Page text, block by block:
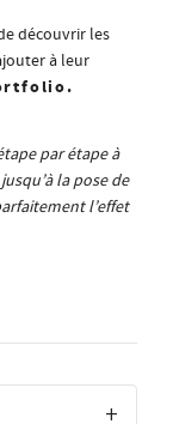
découvrir les
à leur
par étape à
la pose de
l’effet